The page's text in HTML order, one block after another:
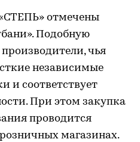
отмечены
Подобную
чья
независимые
и соответствует
При этом закупка
проводится
магазинах.